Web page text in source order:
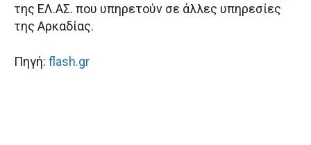
της ΕΛ.ΑΣ. που υπηρετούν σε άλλες υπηρεσίες
της Αρκαδίας.
Πηγή: flash.gr